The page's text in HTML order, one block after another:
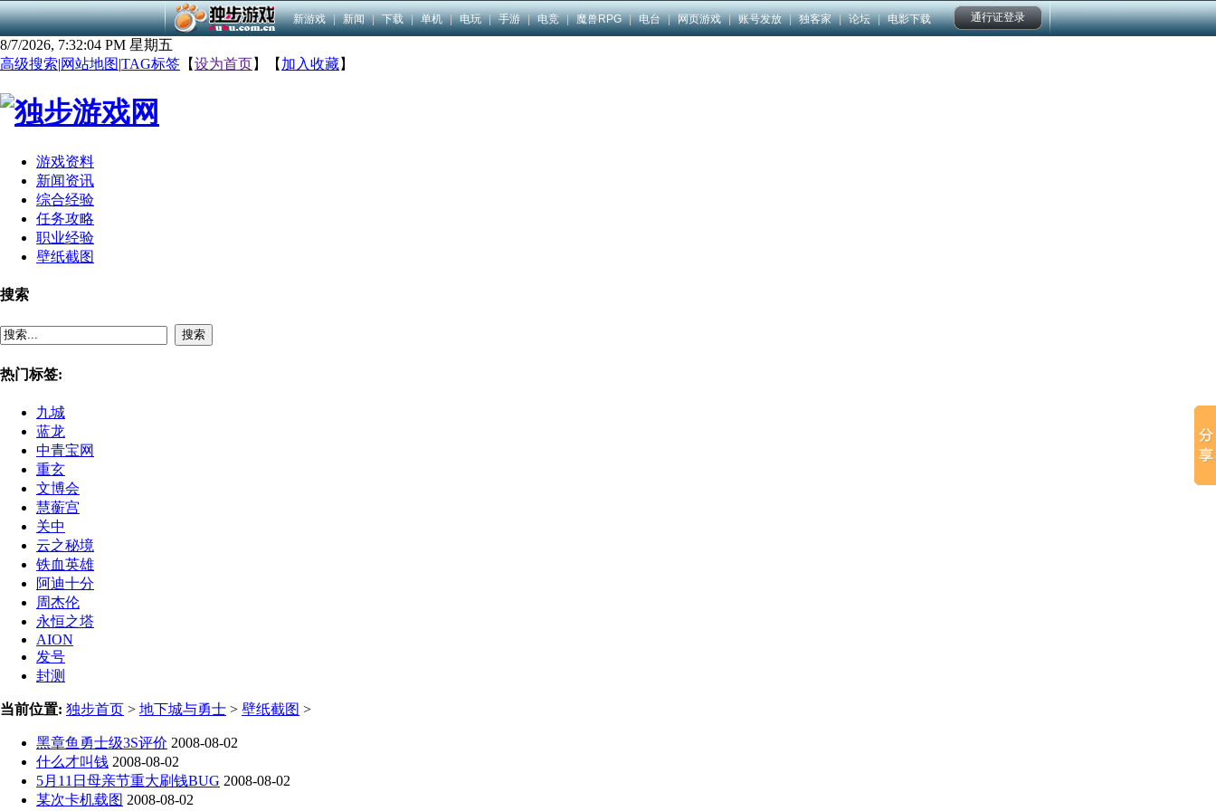
新游戏 | 新闻 | 下载 | 单机 | 电玩 | 手游 | 电竞 | 魔兽RPG | 电台 | 网页游戏 | 账号发放 | 独客家 | 论坛 | 电影下载 通行证登录
8/7/2026, 7:32:04 PM 星期五
高级搜索|网站地图|TAG标签 【设为首页】【 加入收藏】
游戏资料
新闻资讯
综合经验
任务攻略
职业经验
壁纸截图
搜索
搜索
热门标签:
九城
蓝龙
中青宝网
重玄
文博会
慧蘅宫
关中
云之秘境
铁血英雄
阿迪十分
周杰伦
永恒之塔
AION
发号
封测
当前位置: 独步首页 > 地下城与勇士 > 壁纸截图 >
黑章鱼勇士级3S评价 2008-08-02
什么才叫钱 2008-08-02
5月11日母亲节重大刷钱BUG 2008-08-02
某次卡机载图 2008-08-02